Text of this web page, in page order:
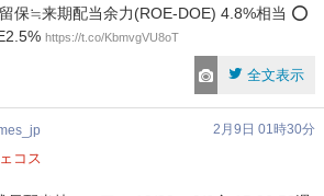
保≒来期配当余力(ROE-DOE) 4.8%相当 ⭕
https://t.co/KbmvgVU8oT
全文表示
2月9日 01時30分
コス